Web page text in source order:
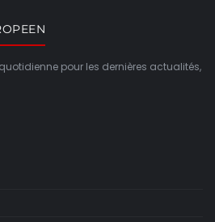
pour les dernières actualités,